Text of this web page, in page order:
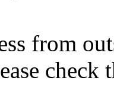
from